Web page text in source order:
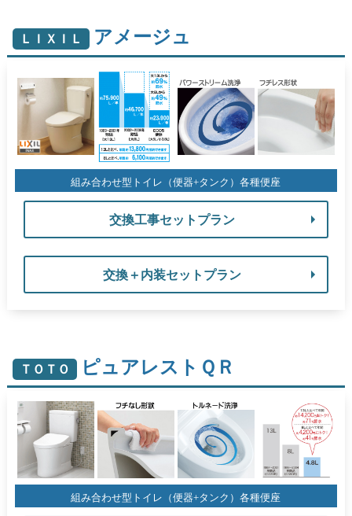
ＬＩＸＩＬ アメージュ
組み合わせ型トイレ（便器+タンク）各種便座
交換工事セットプラン
交換＋内装セットプラン
ＴＯＴＯ ピュアレストＱＲ
組み合わせ型トイレ（便器+タンク）各種便座